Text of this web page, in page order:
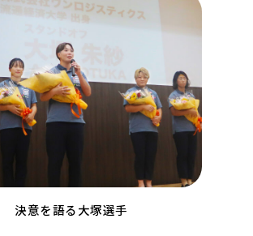
決意を語る大塚選手